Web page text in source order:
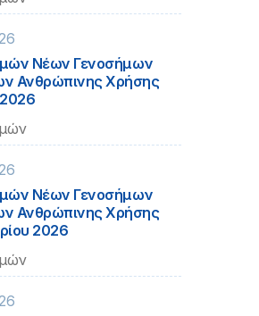
Νέων Γενοσήμων
Ανθρώπινης Χρήσης
Νέων Γενοσήμων
Ανθρώπινης Χρήσης
2026